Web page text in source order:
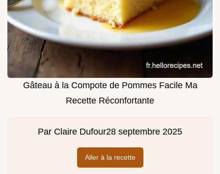
Gâteau à la Compote de Pommes Facile Ma
Recette Réconfortante
Par Claire Dufour28 septembre 2025
Aller à la recette